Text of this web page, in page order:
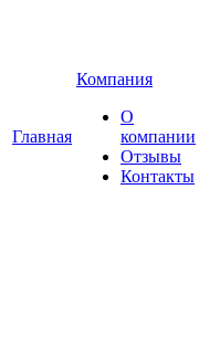
Главная
Компания
О
компании
Отзывы
Контакты